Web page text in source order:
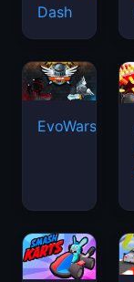
Dash
EvoWars.io